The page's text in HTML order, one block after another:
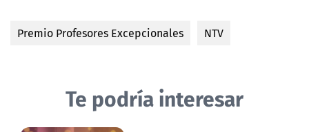
Premio Profesores Excepcionales NTV
Te podría interesar